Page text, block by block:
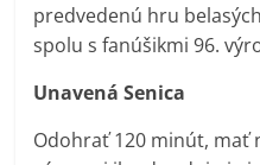
predvedenú hru
spolu s fanúšikmi 96.
Unavená Senica
Odohrať 120 minút, mať